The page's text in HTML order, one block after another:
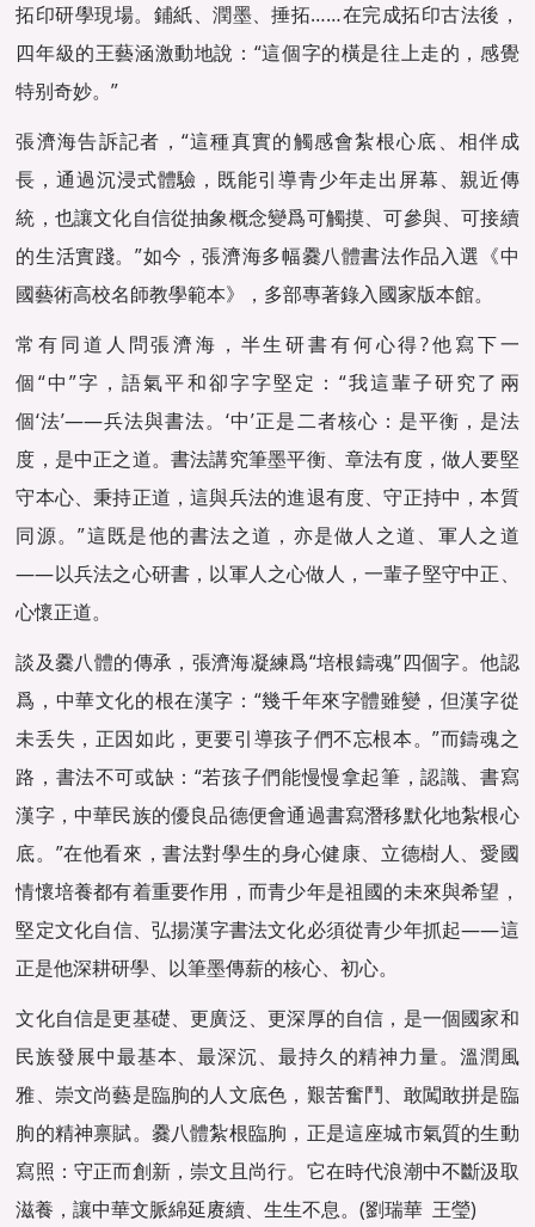
拓印研學現場。鋪紙、潤墨、捶拓……在完成拓印古法後，
四年級的王藝涵激動地說：“這個字的橫是往上走的，感覺
特别奇妙。”
張濟海告訴記者，“這種真實的觸感會紮根心底、相伴成
長，通過沉浸式體驗，既能引導青少年走出屏幕、親近傳
統，也讓文化自信從抽象概念變爲可觸摸、可參與、可接續
的生活實踐。”如今，張濟海多幅爨八體書法作品入選《中
國藝術高校名師教學範本》，多部專著錄入國家版本館。
常有同道人問張濟海，半生研書有何心得?他寫下一
個“中”字，語氣平和卻字字堅定：“我這輩子研究了兩
個‘法’——兵法與書法。‘中’正是二者核心：是平衡，是法
度，是中正之道。書法講究筆墨平衡、章法有度，做人要堅
守本心、秉持正道，這與兵法的進退有度、守正持中，本質
同源。”這既是他的書法之道，亦是做人之道、軍人之道
——以兵法之心研書，以軍人之心做人，一輩子堅守中正、
心懷正道。
談及爨八體的傳承，張濟海凝練爲“培根鑄魂”四個字。他認
爲，中華文化的根在漢字：“幾千年來字體雖變，但漢字從
未丢失，正因如此，更要引導孩子們不忘根本。”而鑄魂之
路，書法不可或缺：“若孩子們能慢慢拿起筆，認識、書寫
漢字，中華民族的優良品德便會通過書寫潛移默化地紮根心
底。”在他看來，書法對學生的身心健康、立德樹人、愛國
情懷培養都有着重要作用，而青少年是祖國的未來與希望，
堅定文化自信、弘揚漢字書法文化必須從青少年抓起——這
正是他深耕研學、以筆墨傳薪的核心、初心。
文化自信是更基礎、更廣泛、更深厚的自信，是一個國家和
民族發展中最基本、最深沉、最持久的精神力量。溫潤風
雅、崇文尚藝是臨朐的人文底色，艱苦奮鬥、敢闖敢拼是臨
朐的精神禀賦。爨八體紮根臨朐，正是這座城市氣質的生動
寫照：守正而創新，崇文且尚行。它在時代浪潮中不斷汲取
滋養，讓中華文脈綿延赓續、生生不息。(劉瑞華 王瑩)